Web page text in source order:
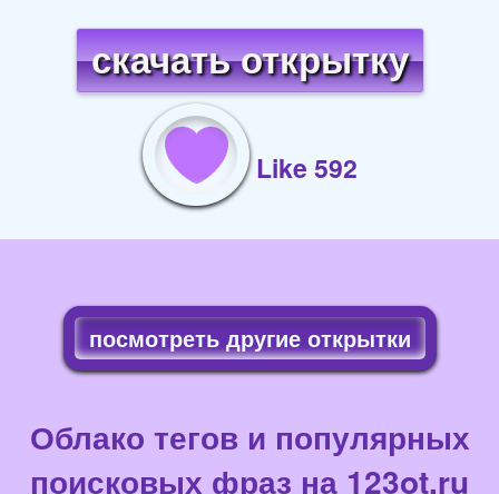
скачать открытку
Like 592
посмотреть другие открытки
Облако тегов и популярных
поисковых фраз на 123ot.ru